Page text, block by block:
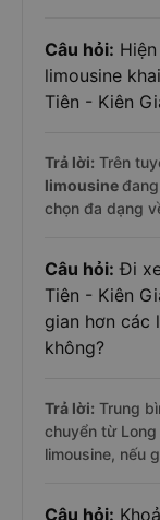
Câu hỏi:
limousine
Tiên - Kiên
Trả lời: Trên
limousine
chọn đa dạng
Câu hỏi: Đi
Tiên - Kiên
gian hơn các
không?
Trả lời: Trung
chuyển từ Long
limousine, nếu
Câu hỏi: